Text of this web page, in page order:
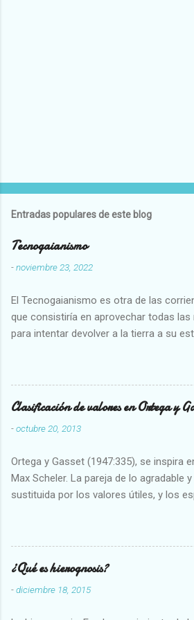
Entradas populares de este blog
Tecnogaianismo
-noviembre 23, 2022
El Tecnogaianismo es otra de las
que consistiría en aprovechar todas
para intentar devolver a la tierra a su
Clasificación de valores en Ortega y
-octubre 20, 2013
Ortega y Gasset (1947:335), se inspira
Max Scheler. La pareja de lo agradable
sustituida por los valores útiles, y los
Abundante-Escaso,etc 2 VITALES
Vulgar Enérgico-Inerte Fuerte-Débil,etc.
Intelectuales Conocimiento-Error
Evidente-Probable,etc b) Morales
malvado Justo-Injusto Escrupuloso-
¿Qué es hierognosis?
-diciembre 18, 2015